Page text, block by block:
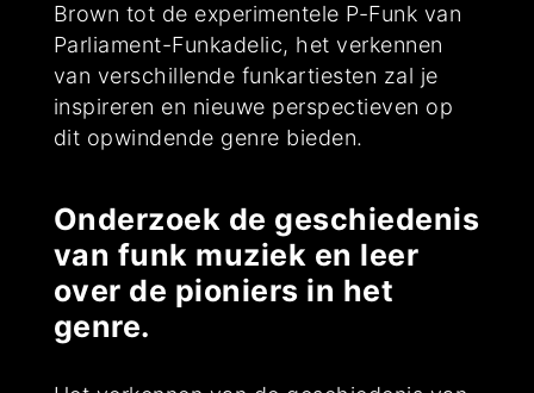
Brown tot de experimentele P-Funk van
Parliament-Funkadelic, het verkennen
van verschillende funkartiesten zal je
inspireren en nieuwe perspectieven op
dit opwindende genre bieden.
Onderzoek de geschiedenis
van funk muziek en leer
over de pioniers in het
genre.